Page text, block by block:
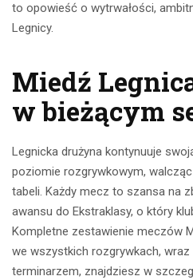
to opowieść o wytrwałości,
Legnicy.
Miedź
w bieżącym
Legnicka drużyna kontynuuje
poziomie rozgrywkowym,
tabeli. Każdy mecz to szansa na
awansu do Ekstraklasy, o który
Kompletne zestawienie meczów
we wszystkich rozgrywkach, wraz
terminarzem, znajdziesz w